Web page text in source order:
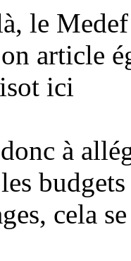
le
article
ici
à
cela